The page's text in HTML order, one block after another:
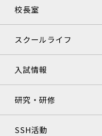
校長室
スクールライフ
入試情報
研究・研修
SSH活動